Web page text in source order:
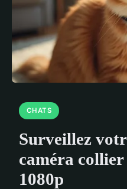
CHATS
Surveillez
caméra
1080p